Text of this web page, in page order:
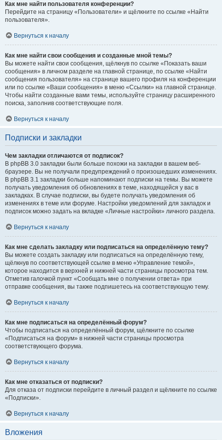
Как мне найти пользователя конференции?
Перейдите на страницу «Пользователи» и щёлкните по ссылке «Найти
пользователя».
Вернуться к началу
Как мне найти свои сообщения и созданные мной темы?
Вы можете найти свои сообщения, щёлкнув по ссылке «Показать ваши
сообщения» в личном разделе на главной странице, по ссылке «Найти
сообщения пользователя» на странице вашего профиля на конференции
или по ссылке «Ваши сообщения» в меню «Ссылки» на главной странице.
Чтобы найти созданные вами темы, используйте страницу расширенного
поиска, заполнив соответствующие поля.
Вернуться к началу
Подписки и закладки
Чем закладки отличаются от подписок?
В phpBB 3.0 закладки были больше похожи на закладки в вашем веб-
браузере. Вы не получали предупреждений о произошедших изменениях.
В phpBB 3.1 закладки больше напоминают подписки на темы. Вы можете
получать уведомления об обновлениях в теме, находящейся у вас в
закладках. В случае подписки, вы будете получать уведомления об
изменениях в теме или форуме. Настройки уведомлений для закладок и
подписок можно задать на вкладке «Личные настройки» личного раздела.
Вернуться к началу
Как мне сделать закладку или подписаться на определённую тему?
Вы можете создать закладку или подписаться на определённую тему,
щёлкнув по соответствующей ссылке в меню «Управление темой»,
которое находится в верхней и нижней части страницы просмотра тем.
Отметив галочкой пункт «Сообщать мне о получении ответа» при
отправке сообщения, вы также подпишетесь на соответствующую тему.
Вернуться к началу
Как мне подписаться на определённый форум?
Чтобы подписаться на определённый форум, щёлкните по ссылке
«Подписаться на форум» в нижней части страницы просмотра
соответствующего форума.
Вернуться к началу
Как мне отказаться от подписки?
Для отказа от подписки перейдите в личный раздел и щёлкните по ссылке
«Подписки».
Вернуться к началу
Вложения